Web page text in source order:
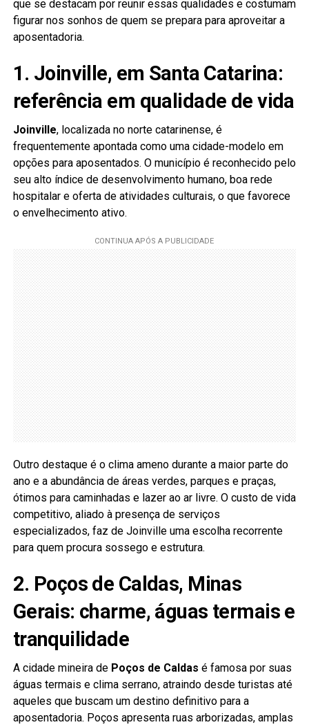
que se destacam por reunir essas qualidades e costumam
figurar nos sonhos de quem se prepara para aproveitar a
aposentadoria.
1. Joinville, em Santa Catarina:
referência em qualidade de vida
Joinville, localizada no norte catarinense, é
frequentemente apontada como uma cidade-modelo em
opções para aposentados. O município é reconhecido pelo
seu alto índice de desenvolvimento humano, boa rede
hospitalar e oferta de atividades culturais, o que favorece
o envelhecimento ativo.
Outro destaque é o clima ameno durante a maior parte do
ano e a abundância de áreas verdes, parques e praças,
ótimos para caminhadas e lazer ao ar livre. O custo de vida
competitivo, aliado à presença de serviços
especializados, faz de Joinville uma escolha recorrente
para quem procura sossego e estrutura.
2. Poços de Caldas, Minas
Gerais: charme, águas termais e
tranquilidade
A cidade mineira de Poços de Caldas é famosa por suas
águas termais e clima serrano, atraindo desde turistas até
aqueles que buscam um destino definitivo para a
aposentadoria. Poços apresenta ruas arborizadas, amplas